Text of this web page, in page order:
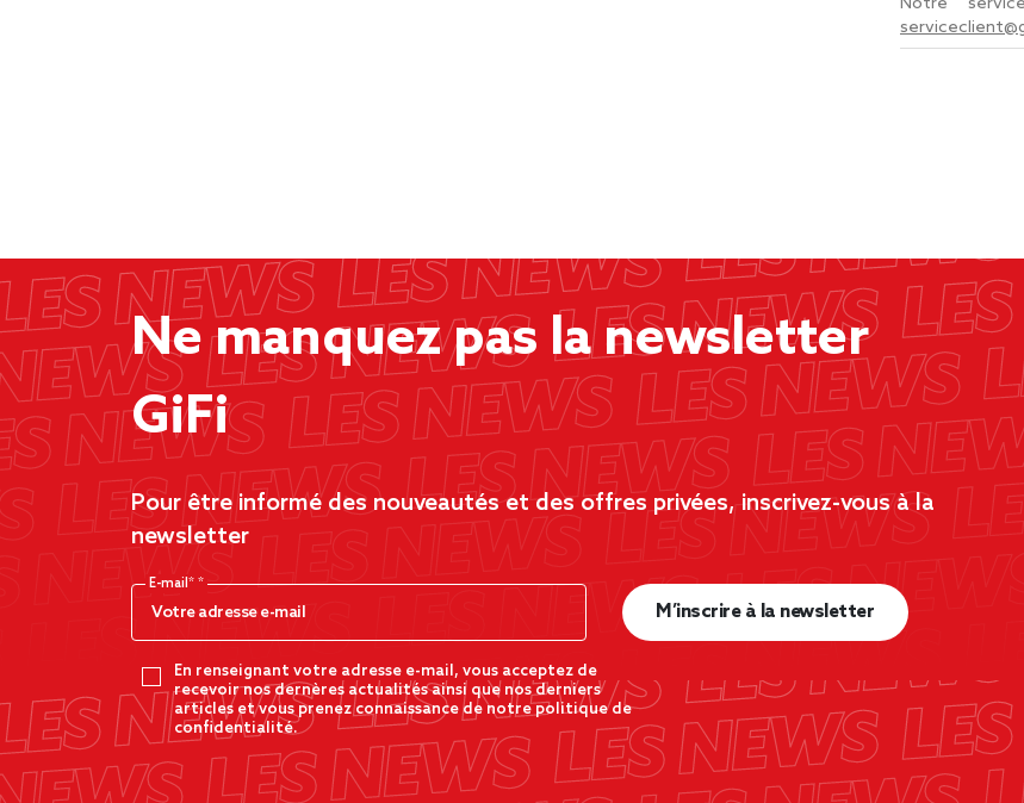
Notre
Ne manquez pas la newsletter
GiFi
Pour être informé des nouveautés et des offres privées, inscrivez-vous à la
newsletter
E-mail*
En renseignant votre adresse e-mail, vous acceptez de
recevoir nos dernères actualités ainsi que nos derniers
articles et vous prenez connaissance de notre politique de
confidentialité.
M’inscrire à la newsletter